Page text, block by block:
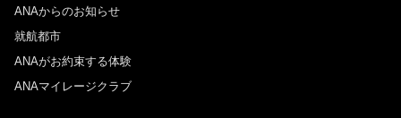
時間帯指定なし
ANAからのお知らせ
就航都市
ANAがお約束する体験
ANAマイレージクラブ